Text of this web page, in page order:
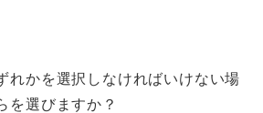
れかを選択しなければいけない場
を選びますか？